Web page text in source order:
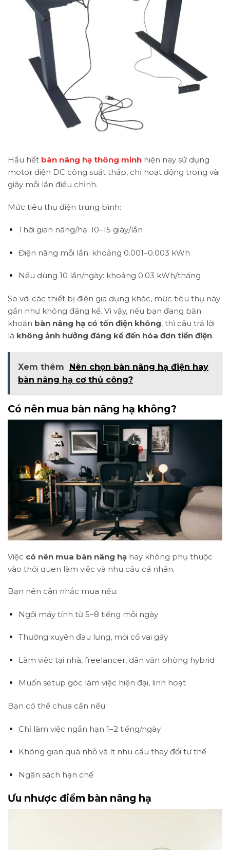
Hầu hết bàn nâng hạ thông minh hiện nay sử dụng
motor điện DC công suất thấp, chỉ hoạt động trong vài
giây mỗi lần điều chỉnh.
Mức tiêu thụ điện trung bình:
Thời gian nâng/hạ: 10–15 giây/lần
Điện năng mỗi lần: khoảng 0.001–0.003 kWh
Nếu dùng 10 lần/ngày: khoảng 0.03 kWh/tháng
So với các thiết bị điện gia dụng khác, mức tiêu thụ này
gần như không đáng kể. Vì vậy, nếu bạn đang băn
khoăn bàn nâng hạ có tốn điện không, thì câu trả lời
là không ảnh hưởng đáng kể đến hóa đơn tiền điện.
Xem thêm
Nên chọn bàn nâng hạ điện hay
bàn nâng hạ cơ thủ công?
Có nên mua bàn nâng hạ không?
Việc có nên mua bàn nâng hạ hay không phụ thuộc
vào thói quen làm việc và nhu cầu cá nhân.
Bạn nên cân nhắc mua nếu:
Ngồi máy tính từ 5–8 tiếng mỗi ngày
Thường xuyên đau lưng, mỏi cổ vai gáy
Làm việc tại nhà, freelancer, dân văn phòng hybrid
Muốn setup góc làm việc hiện đại, linh hoạt
Bạn có thể chưa cần nếu:
Chỉ làm việc ngắn hạn 1–2 tiếng/ngày
Không gian quá nhỏ và ít nhu cầu thay đổi tư thế
Ngân sách hạn chế
Ưu nhược điểm bàn nâng hạ